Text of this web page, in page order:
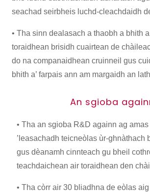
seachad seirbheis luchd-cleachdaidh
• Tha sinn dealasach a thaobh a bhith a
toraidhean brisidh cuairtean de
do na companaidhean cruinneil gus
bhith a’ farpais ann am margaidh an
An sgioba
• Tha an sgioba R&D againn ag
’leasachadh teicneòlas ùr-ghnàthach
gus dèanamh cinnteach gu bheil
teachdaichean air toraidhean den
• Tha còrr air 30 bliadhna de eòlas